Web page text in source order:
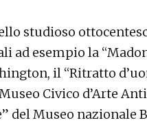
studioso
ad esempio la
il “Ritratto
Civico d’Arte
del Museo nazionale